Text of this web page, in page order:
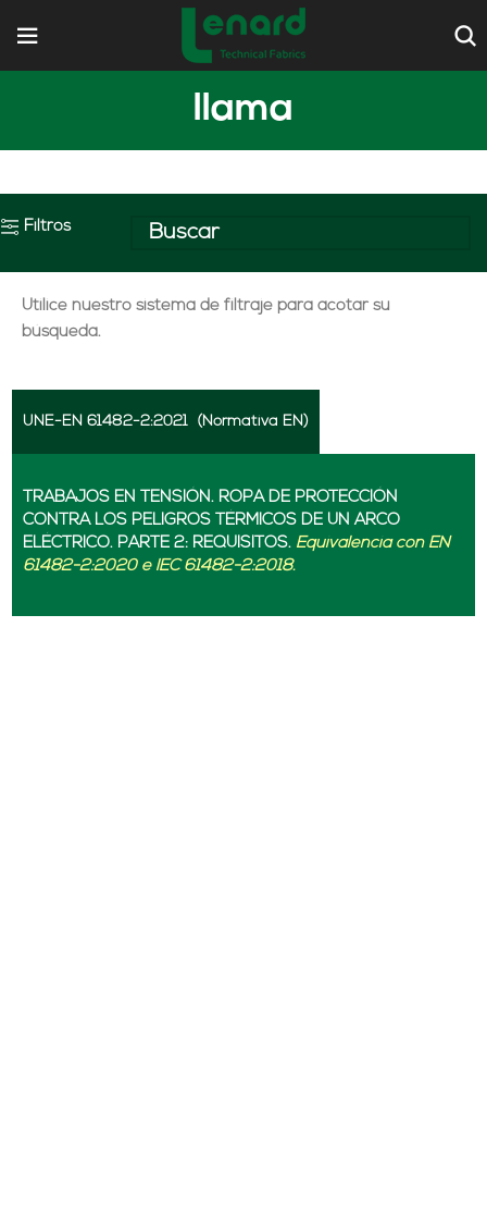
llama
Filtros
Utilice nuestro sistema de filtraje para acotar su
búsqueda.
UNE-EN 61482-2:2021 (Normativa EN)
TRABAJOS EN TENSIÓN. ROPA DE PROTECCIÓN
CONTRA LOS PELIGROS TÉRMICOS DE UN ARCO
ELÉCTRICO. PARTE 2: REQUISITOS. Equivalencia con EN
61482-2:2020 e IEC 61482-2:2018.